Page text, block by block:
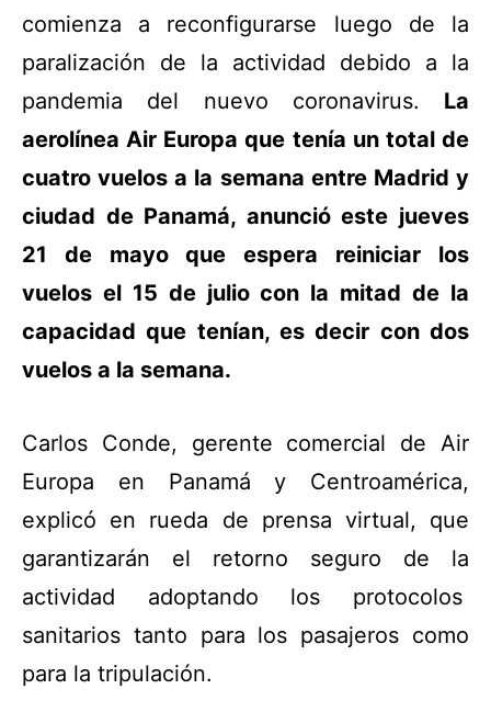
comienza a reconfigurarse luego de la
paralización de la actividad debido a la
pandemia del nuevo coronavirus. La
aerolínea Air Europa que tenía un total de
cuatro vuelos a la semana entre Madrid y
ciudad de Panamá, anunció este jueves
21 de mayo que espera reiniciar los
vuelos el 15 de julio con la mitad de la
capacidad que tenían, es decir con dos
vuelos a la semana.
Carlos Conde, gerente comercial de Air
Europa en Panamá y Centroamérica,
explicó en rueda de prensa virtual, que
garantizarán el retorno seguro de la
actividad adoptando los protocolos
sanitarios tanto para los pasajeros como
para la tripulación.